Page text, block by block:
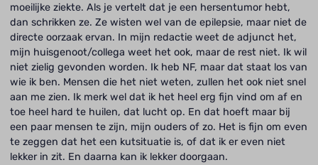
moeilijke ziekte. Als je vertelt dat je een hersentumor hebt,
dan schrikken ze. Ze wisten wel van de epilepsie, maar niet de
directe oorzaak ervan. In mijn redactie weet de adjunct het,
mijn huisgenoot/collega weet het ook, maar de rest niet. Ik wil
niet zielig gevonden worden. Ik heb NF, maar dat staat los van
wie ik ben. Mensen die het niet weten, zullen het ook niet snel
aan me zien. Ik merk wel dat ik het heel erg fijn vind om af en
toe heel hard te huilen, dat lucht op. En dat hoeft maar bij
een paar mensen te zijn, mijn ouders of zo. Het is fijn om even
te zeggen dat het een kutsituatie is, of dat ik er even niet
lekker in zit. En daarna kan ik lekker doorgaan.